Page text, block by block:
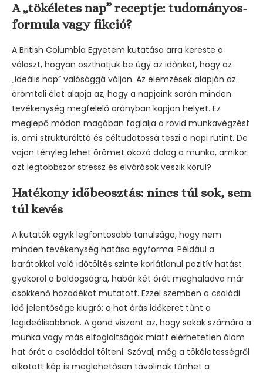
A „tökéletes nap” receptje: tudományos-
formula vagy fikció?
A British Columbia Egyetem kutatása arra kereste a
választ, hogyan oszthatjuk be úgy az időnket, hogy az
„ideális nap” valósággá váljon. Az elemzések alapján az
örömteli élet alapja az, hogy a napjaink során minden
tevékenység megfelelő arányban kapjon helyet. Ez
meglepő módon magában foglalja a rövid munkavégzést
is, ami strukturálttá és céltudatossá teszi a napi rutint. De
vajon tényleg lehet örömet okozó dolog a munka, amikor
azt legtöbbször stressz és elvárások veszik körül?
Hatékony időbeosztás: nincs túl sok, sem
túl kevés
A kutatók egyik legfontosabb tanulsága, hogy nem
minden tevékenység hatása egyforma. Például a
barátokkal való időtöltés szinte korlátlanul pozitív hatást
gyakorol a boldogságra, habár két órát meghaladva már
csökkenő hozadékot mutatott. Ezzel szemben a családi
idő jelentősége kiugró: a hat órás időkeret tűnt a
legideálisabbnak. A gond viszont az, hogy sokak számára a
munka vagy más elfoglaltságok miatt elérhetetlen álom
hat órát a családdal tölteni. Szóval, még a tökéletességről
alkotott kép is meglehetősen távolinak tűnhet a